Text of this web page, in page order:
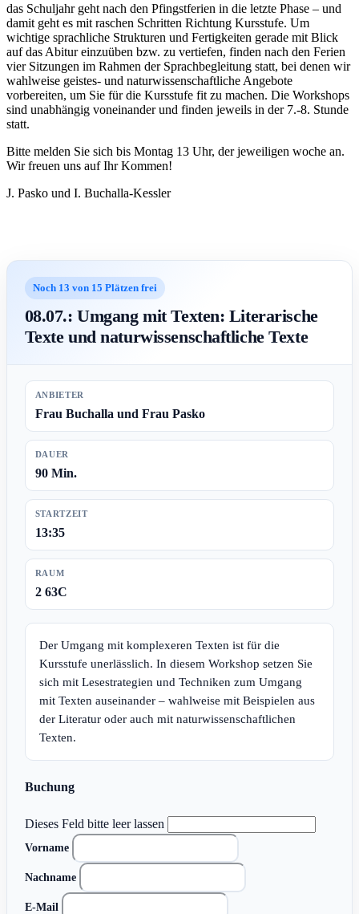
das Schuljahr geht nach den Pfingstferien in die letzte Phase – und
damit geht es mit raschen Schritten Richtung Kursstufe. Um
wichtige sprachliche Strukturen und Fertigkeiten gerade mit Blick
auf das Abitur einzuüben bzw. zu vertiefen, finden nach den Ferien
vier Sitzungen im Rahmen der Sprachbegleitung statt, bei denen wir
wahlweise geistes- und naturwissenschaftliche Angebote
vorbereiten, um Sie für die Kursstufe fit zu machen. Die Workshops
sind unabhängig voneinander und finden jeweils in der 7.-8. Stunde
statt.
Bitte melden Sie sich bis Montag 13 Uhr, der jeweiligen woche an.
Wir freuen uns auf Ihr Kommen!
J. Pasko und I. Buchalla-Kessler
Noch 13 von 15 Plätzen frei
08.07.: Umgang mit Texten: Literarische
Texte und naturwissenschaftliche Texte
ANBIETER
Frau Buchalla und Frau Pasko
DAUER
90 Min.
STARTZEIT
13:35
RAUM
2 63C
Der Umgang mit komplexeren Texten ist für die
Kursstufe unerlässlich. In diesem Workshop setzen Sie
sich mit Lesestrategien und Techniken zum Umgang
mit Texten auseinander – wahlweise mit Beispielen aus
der Literatur oder auch mit naturwissenschaftlichen
Texten.
Buchung
Dieses Feld bitte leer lassen
Vorname
Nachname
E-Mail